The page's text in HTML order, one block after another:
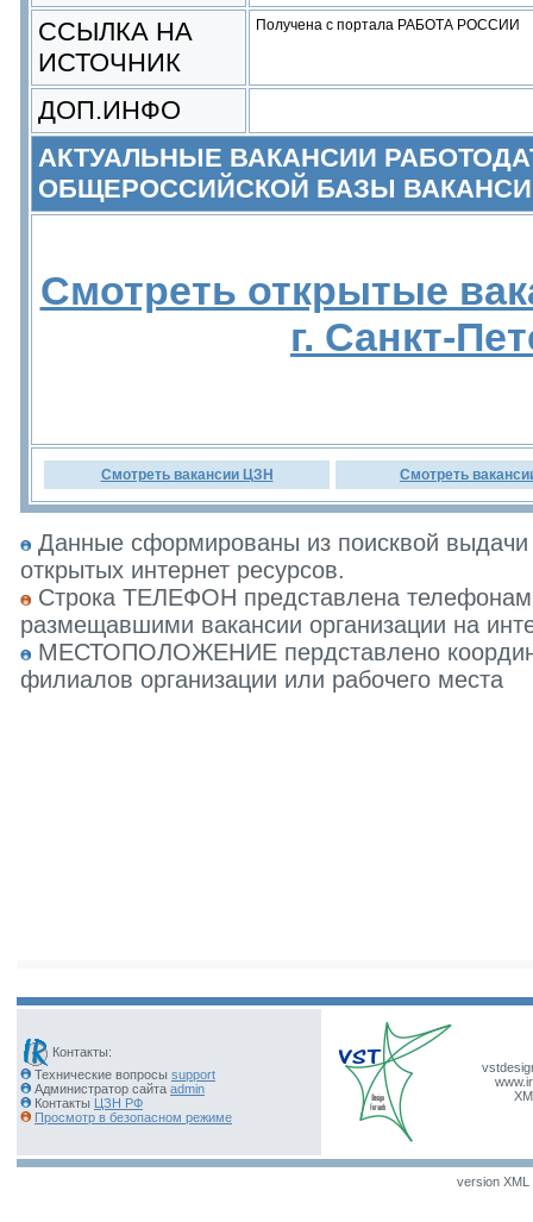
ССЫЛКА НА
ИСТОЧНИК
Получена с портала РАБОТА РОССИИ
ДОП.ИНФО
АКТУАЛЬНЫЕ ВАКАНСИИ
ОБЩЕРОССИЙСКОЙ БАЗЫ
Смотреть открытые
г. Санкт-
Смотреть вакансии ЦЗН Смотреть
Данные сформированы из поисквой
открытых интернет ресурсов.
Строка ТЕЛЕФОН представлена
размещавшими вакансии организации на
МЕСТОПОЛОЖЕНИЕ пердставлено
филиалов организации или рабочего места
Контакты:
Технические вопросы support
Администратор сайта admin
Контакты ЦЗН РФ
Просмотр в безопасном режиме
version